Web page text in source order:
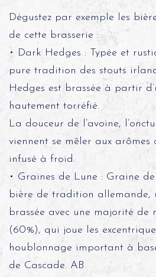
Dégustez par exemple les
de cette brasserie :
• Dark Hedges : Typée et
pure tradition des stouts
Hedges est brassée à partir
hautement torréfié.
La douceur de l’avoine,
viennent se mêler aux arômes
infusé à froid.
• Graines de Lune : Graine
bière de tradition allemande,
brassée avec une majorité de
(60%), qui joue les
houblonnage important à
de Cascade. AB